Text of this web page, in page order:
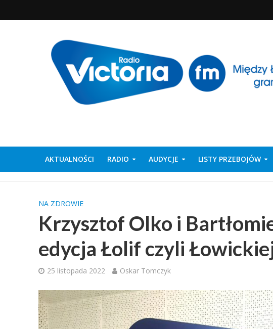
AKTUALNOŚCI RADIO AUDYCJE LISTY PRZEBOJÓW
NA ZDROWIE
Krzysztof Olko i
edycja Łolif czyli
25 listopada 2022 Oskar Tomczyk